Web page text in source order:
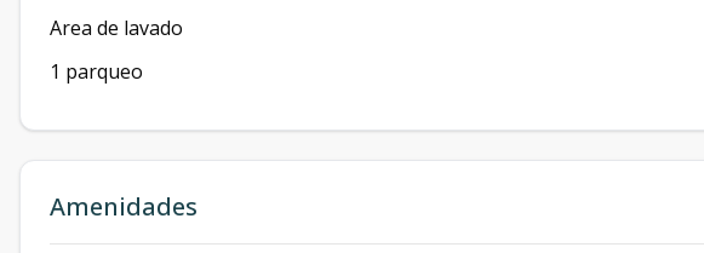
Area de lavado
1 parqueo
Amenidades